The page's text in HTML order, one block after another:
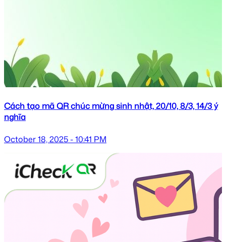
Cách tạo mã QR chúc mừng sinh nhật, 20/10, 8/3, 14/3 ý
nghĩa
October 18, 2025 - 10:41 PM